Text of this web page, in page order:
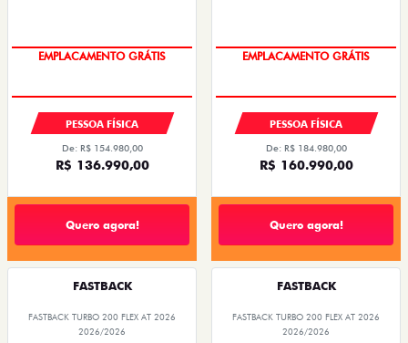
OPORTUNIDADE
PESSOA FÍSICA
De: R$ 154.980,00
R$ 136.990,00
Quero agora!
OPORTUNIDADE
PESSOA FÍSICA
De: R$ 184.980,00
R$ 160.990,00
Quero agora!
FASTBACK
FASTBACK TURBO 200 FLEX AT 2026
2026/2026
FASTBACK
FASTBACK TURBO 200 FLEX AT 2026
2026/2026